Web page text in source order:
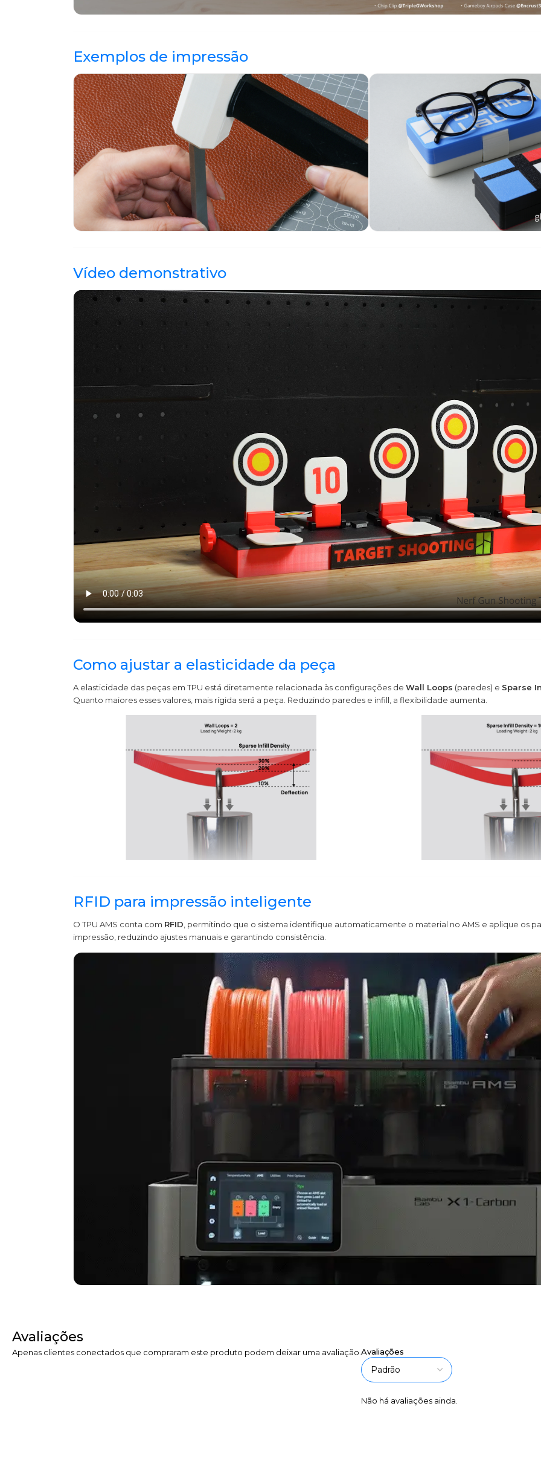
Exemplos de impressão
Vídeo demonstrativo
Como ajustar a elasticidade da peça
A elasticidade das peças em TPU está diretamente relacionada às configurações de Wall Loops (paredes) e Sparse
Quanto maiores esses valores, mais rígida será a peça. Reduzindo paredes e infill, a flexibilidade aumenta.
RFID para impressão inteligente
O TPU AMS conta com RFID , permitindo que o sistema identifique automaticamente o material no AMS e aplique os
impressão, reduzindo ajustes manuais e garantindo consistência.
Avaliações
Avaliações
Não há avaliações ainda.
Apenas clientes conectados que compraram este produto podem deixar uma avaliação.